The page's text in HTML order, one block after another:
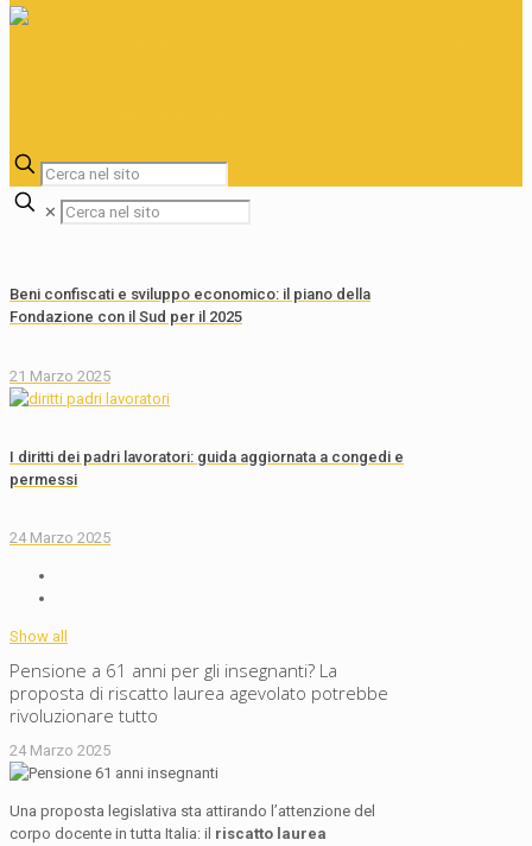
✕
Beni confiscati e sviluppo economico: il piano della
Fondazione con il Sud per il 2025
21 Marzo 2025
I diritti dei padri lavoratori: guida aggiornata a congedi e
permessi
24 Marzo 2025
Show all
Pensione a 61 anni per gli insegnanti? La
proposta di riscatto laurea agevolato potrebbe
rivoluzionare tutto
24 Marzo 2025
Una proposta legislativa sta attirando l’attenzione del
corpo docente in tutta Italia: il riscatto laurea